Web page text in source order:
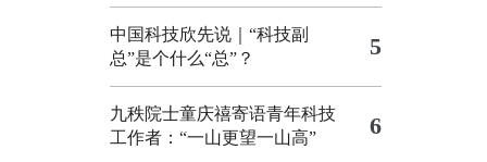
中国科技欣先说｜“科技副
总”是个什么“总”？
5
九秩院士童庆禧寄语青年科技
工作者：“一山更望一山高”
6